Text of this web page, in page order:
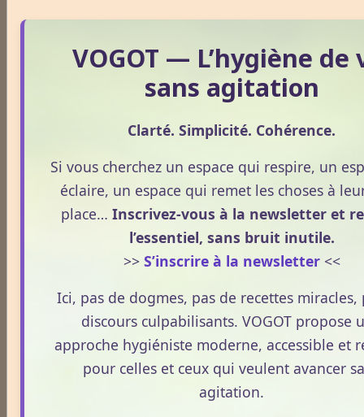
Phytothérapie
Arnica
Avoine
VOGOT — L’hygiène de
sans agitation
Clarté. Simplicité. Cohérence.
Si vous cherchez un espace qui respire, un
éclaire, un espace qui remet les choses à
place… Inscrivez-vous à la newsletter et
l’essentiel, sans bruit inutile.
>> S’inscrire à la newsletter<<
Ici, pas de dogmes, pas de recettes miracles,
discours culpabilisants. VOGOT propose
approche hygiéniste moderne, accessible et
pour celles et ceux qui veulent avancer
agitation.